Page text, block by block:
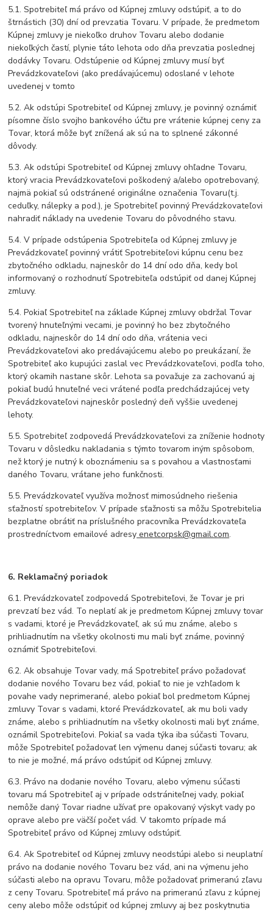
5.1. Spotrebiteľ má právo od Kúpnej zmluvy odstúpiť, a to do
štrnástich (30) dní od prevzatia Tovaru. V prípade, že predmetom
Kúpnej zmluvy je niekoľko druhov Tovaru alebo dodanie
niekoľkých častí, plynie táto lehota odo dňa prevzatia poslednej
dodávky Tovaru. Odstúpenie od Kúpnej zmluvy musí byť
Prevádzkovateľovi (ako predávajúcemu) odoslané v lehote
uvedenej v tomto
5.2. Ak odstúpi Spotrebiteľ od Kúpnej zmluvy, je povinný oznámiť
písomne číslo svojho bankového účtu pre vrátenie kúpnej ceny za
Tovar, ktorá môže byť znížená ak sú na to splnené zákonné
dôvody.
5.3. Ak odstúpi Spotrebiteľ od Kúpnej zmluvy ohľadne Tovaru,
ktorý vracia Prevádzkovateľovi poškodený a/alebo opotrebovaný,
najmä pokiaľ sú odstránené originálne označenia Tovaru(t.j.
ceduľky, nálepky a pod.), je Spotrebiteľ povinný Prevádzkovateľovi
nahradiť náklady na uvedenie Tovaru do pôvodného stavu.
5.4. V prípade odstúpenia Spotrebiteľa od Kúpnej zmluvy je
Prevádzkovateľ povinný vrátiť Spotrebiteľovi kúpnu cenu bez
zbytočného odkladu, najneskôr do 14 dní odo dňa, kedy bol
informovaný o rozhodnutí Spotrebiteľa odstúpiť od danej Kúpnej
zmluvy.
5.4. Pokiaľ Spotrebiteľ na základe Kúpnej zmluvy obdržal Tovar
tvorený hnuteľnými vecami, je povinný ho bez zbytočného
odkladu, najneskôr do 14 dní odo dňa, vrátenia veci
Prevádzkovateľovi ako predávajúcemu alebo po preukázaní, že
Spotrebiteľ ako kupujúci zaslal vec Prevádzkovateľovi, podľa toho,
ktorý okamih nastane skôr. Lehota sa považuje za zachovanú aj
pokiaľ budú hnuteľné veci vrátené podľa predchádzajúcej vety
Prevádzkovateľovi najneskôr posledný deň vyššie uvedenej
lehoty.
5.5. Spotrebiteľ zodpovedá Prevádzkovateľovi za zníženie hodnoty
Tovaru v dôsledku nakladania s týmto tovarom iným spôsobom,
než ktorý je nutný k oboznámeniu sa s povahou a vlastnosťami
daného Tovaru, vrátane jeho funkčnosti.
5.5. Prevádzkovateľ využíva možnosť mimosúdneho riešenia
sťažností spotrebiteľov. V prípade sťažnosti sa môžu Spotrebitelia
bezplatne obrátiť na príslušného pracovníka Prevádzkovateľa
prostredníctvom emailové adresy enetcorpsk@gmail.com.
6. Reklamačný poriadok
6.1. Prevádzkovateľ zodpovedá Spotrebiteľovi, že Tovar je pri
prevzatí bez vád. To neplatí ak je predmetom Kúpnej zmluvy tovar
s vadami, ktoré je Prevádzkovateľ, ak sú mu známe, alebo s
prihliadnutím na všetky okolnosti mu mali byť známe, povinný
oznámiť Spotrebiteľovi.
6.2. Ak obsahuje Tovar vady, má Spotrebiteľ právo požadovať
dodanie nového Tovaru bez vád, pokiaľ to nie je vzhľadom k
povahe vady neprimerané, alebo pokiaľ bol predmetom Kúpnej
zmluvy Tovar s vadami, ktoré Prevádzkovateľ, ak mu boli vady
známe, alebo s prihliadnutím na všetky okolnosti mali byť známe,
oznámil Spotrebiteľovi. Pokiaľ sa vada týka iba súčasti Tovaru,
môže Spotrebiteľ požadovať len výmenu danej súčasti tovaru; ak
to nie je možné, má právo odstúpiť od Kúpnej zmluvy.
6.3. Právo na dodanie nového Tovaru, alebo výmenu súčasti
tovaru má Spotrebiteľ aj v prípade odstrániteľnej vady, pokiaľ
nemôže daný Tovar riadne užívať pre opakovaný výskyt vady po
oprave alebo pre väčší počet vád. V takomto prípade má
Spotrebiteľ právo od Kúpnej zmluvy odstúpiť.
6.4. Ak Spotrebiteľ od Kúpnej zmluvy neodstúpi alebo si neuplatní
právo na dodanie nového Tovaru bez vád, ani na výmenu jeho
súčasti alebo na opravu Tovaru, môže požadovať primeranú zľavu
z ceny Tovaru. Spotrebiteľ má právo na primeranú zľavu z kúpnej
ceny alebo môže odstúpiť od kúpnej zmluvy aj bez poskytnutia